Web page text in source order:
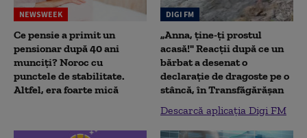
NEWSWEEK
Ce pensie a primit un
pensionar după 40 ani
munciți? Noroc cu
punctele de stabilitate.
Altfel, era foarte mică
DIGI FM
„Anna, ţine-ţi prostul
acasă!" Reacţii după ce un
bărbat a desenat o
declaraţie de dragoste pe o
stâncă, în Transfăgărăşan
Descarcă aplicația Digi FM